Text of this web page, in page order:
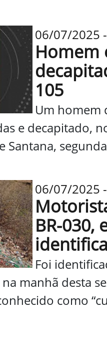
06/07/2025
Homem
105
Um homem
e decapitado,
Santana,
06/07/2025
BR-030,
Foi
manhã desta
como